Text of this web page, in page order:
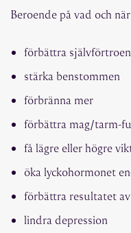
Beroende på vad och
förbättra
stärka benstommen
förbränna mer
förbättra mag/tarm-
få lägre eller högre
öka lyckohormonet
förbättra resultatet
lindra depression